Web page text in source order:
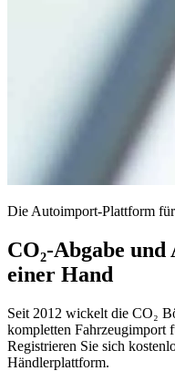
Die Autoimport-Plattform
CO₂-Abgabe
einer Hand
Seit 2012 wickelt die CO₂
kompletten Fahrzeugimport
Registrieren Sie sich
Händlerplattform.